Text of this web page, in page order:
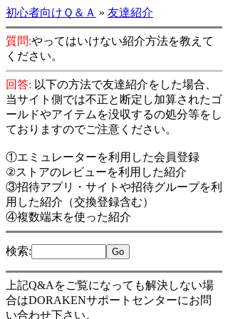
初心者向けＱ＆Ａ » 友達紹介
質問:やってはいけない紹介方法を教えて
ください。
回答: 以下の方法で友達紹介をした場合、
当サイト側では不正と断定し加算されたゴ
ールドやアイテムを没収するの処分等をし
ておりますのでご注意ください。
①エミュレーターを利用した会員登録
②ストアのレビューを利用した紹介
③招待アプリ・サイトや招待グループを利
用した紹介（交換登録含む）
④複数端末を使った紹介
検索:
上記Q&Aをご覧になっても解決しない場
合はDORAKENサポートセンターにお問
い合わせ下さい。